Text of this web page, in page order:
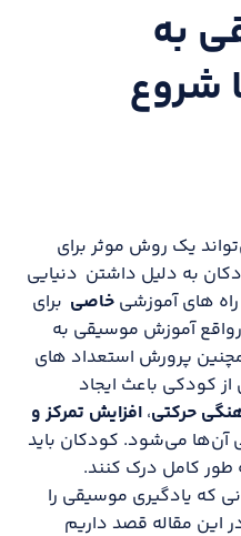
به
شروع
یک روش موثر برای
به دلیل داشتن دنیایی
راه های آموزشیخاصی برای
آموزش موسیقی به
پرورش استعداد های
کودکی باعث ایجاد
حرکتی،افزایش تمرکزو
آن‌ها می‌شود. کودکان باید
طور کامل درک کنند.
که یادگیری موسیقی را
این مقاله قصد داریم